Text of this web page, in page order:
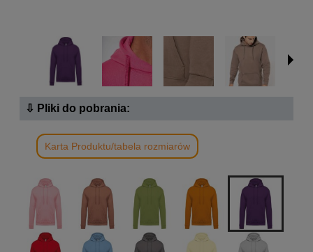
⇩ Pliki do pobrania:
Karta Produktu/tabela rozmiarów